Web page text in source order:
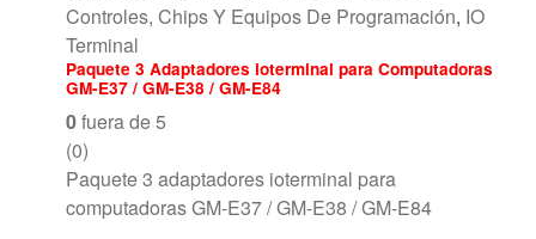
Controles, Chips Y Equipos De Programación, IO
Terminal
Paquete 3 Adaptadores ioterminal para Computadoras
GM-E37 / GM-E38 / GM-E84
0fuera de 5
(0)
Paquete 3 adaptadores ioterminal para
computadoras GM-E37 / GM-E38 / GM-E84